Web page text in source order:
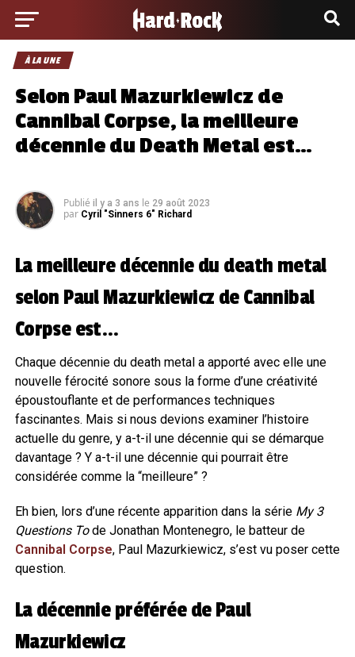
À LA UNE
Selon Paul Mazurkiewicz de
Cannibal Corpse, la meilleure
décennie du Death Metal est…
Publié il y a 3 ans le 29 août 2023
par Cyril "Sinners 6" Richard
La meilleure décennie du death metal
selon Paul Mazurkiewicz de Cannibal
Corpse est…
Chaque décennie du death metal a apporté avec elle une
nouvelle férocité sonore sous la forme d’une créativité
époustouflante et de performances techniques
fascinantes. Mais si nous devions examiner l’histoire
actuelle du genre, y a-t-il une décennie qui se démarque
davantage ? Y a-t-il une décennie qui pourrait être
considérée comme la “meilleure” ?
Eh bien, lors d’une récente apparition dans la série My 3
Questions Tode Jonathan Montenegro, le batteur de
Cannibal Corpse, Paul Mazurkiewicz, s’est vu poser cette
question.
La décennie préférée de Paul
Mazurkiewicz